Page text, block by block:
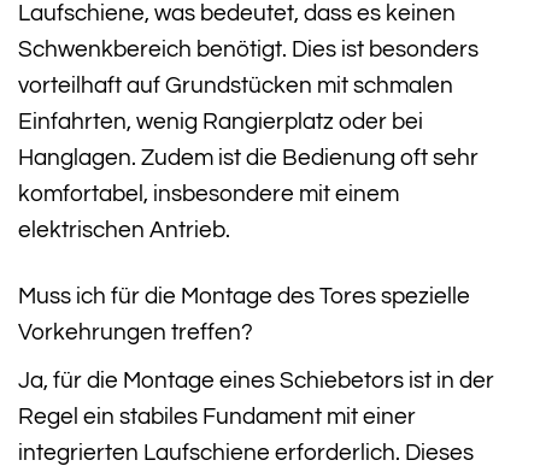
Laufschiene, was bedeutet, dass es keinen
Schwenkbereich benötigt. Dies ist besonders
vorteilhaft auf Grundstücken mit schmalen
Einfahrten, wenig Rangierplatz oder bei
Hanglagen. Zudem ist die Bedienung oft sehr
komfortabel, insbesondere mit einem
elektrischen Antrieb.
Muss ich für die Montage des Tores spezielle
Vorkehrungen treffen?
Ja, für die Montage eines Schiebetors ist in der
Regel ein stabiles Fundament mit einer
integrierten Laufschiene erforderlich. Dieses